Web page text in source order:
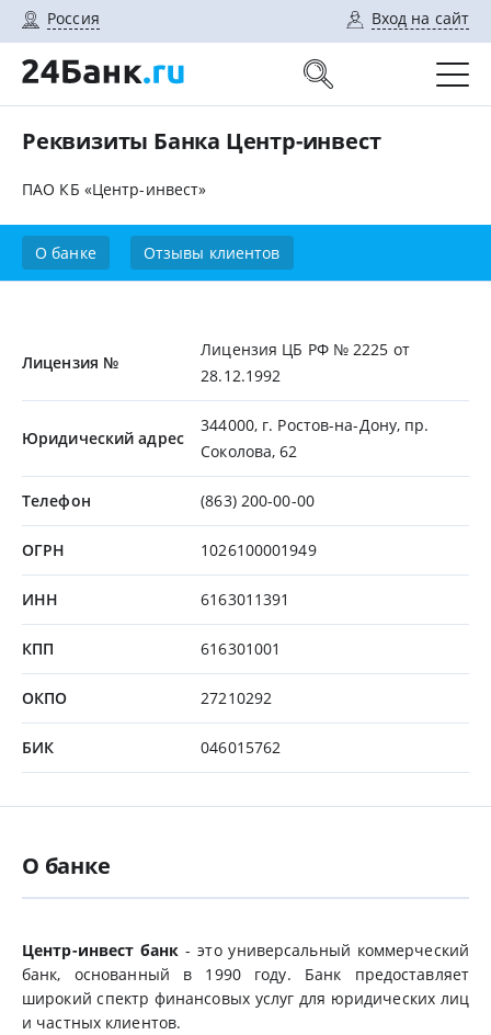
Россия Вход на сайт
Реквизиты Банка Центр-инвест
ПАО КБ «Центр-инвест»
О банке Отзывы клиентов
Лицензия №
Лицензия ЦБ РФ № 2225 от
28.12.1992
Юридический адрес
344000, г. Ростов-на-Дону, пр.
Соколова, 62
Телефон (863) 200-00-00
ОГРН 1026100001949
ИНН 6163011391
КПП 616301001
ОКПО 27210292
БИК 046015762
О банке
Центр-инвест банк - это универсальный коммерческий
банк, основанный в 1990 году. Банк предоставляет
широкий спектр финансовых услуг для юридических лиц
и частных клиентов.